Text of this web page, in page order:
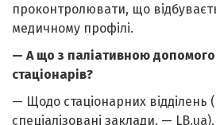
проконтролювати, що
медичному профілі.
— А що з паліативною
стаціонарів?
— Щодо стаціонарних відділень
спеціалізовані заклади. —